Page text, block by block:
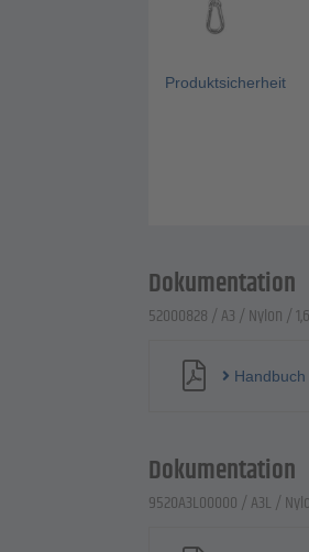
Produktsicherheit
Dokumentation
52000828 / A3 / Nylon /
Handbuch
Dokumentation
9520A3L00000 / A3L /